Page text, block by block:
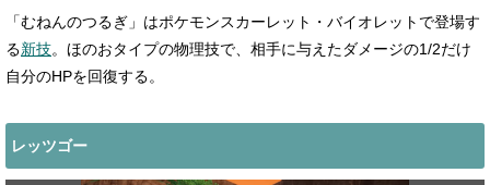
「むねんのつるぎ」はポケモンスカーレット・バイオレットで登場す
る新技。ほのおタイプの物理技で、相手に与えたダメージの1/2だけ
自分のHPを回復する。
レッツゴー